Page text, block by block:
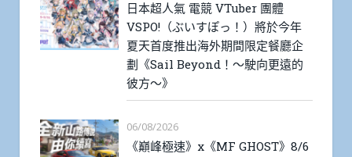
日本超人氣 電競 VTuber 團體
VSPO!（ぶいすぽっ！）將於今年
夏天首度推出海外期間限定餐廳企
劃《Sail Beyond！～駛向更遠的
彼方～》
06/08/2026
《巔峰極速》x《MF GHOST》8/6